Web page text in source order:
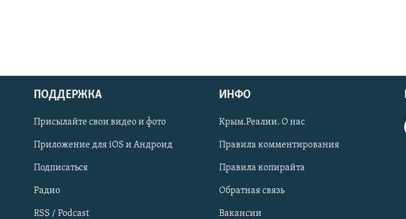
Українською
Qırımtatar
ПРИСОЕДИНЯЙТЕСЬ!
ПОДДЕРЖКА
Присылайте свои видео и фото
Приложение для iOS и Андроид
Подписаться
Радио
RSS / Podcast
ИНФО
Крым.Реалии. О нас
Правила комментирования
Правила копирайта
Обратная связь
Вакансии